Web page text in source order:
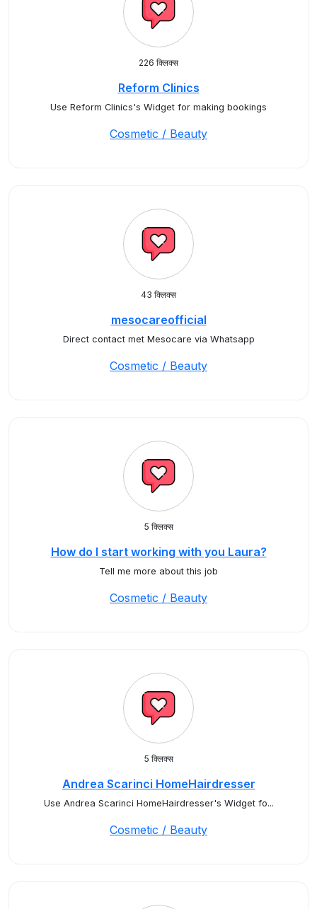
226 क्लिक्स
Reform Clinics
Use Reform Clinics's Widget for making bookings
Cosmetic / Beauty
43 क्लिक्स
mesocareofficial
Direct contact met Mesocare via Whatsapp
Cosmetic / Beauty
5 क्लिक्स
How do I start working with you Laura?
Tell me more about this job
Cosmetic / Beauty
5 क्लिक्स
Andrea Scarinci HomeHairdresser
Use Andrea Scarinci HomeHairdresser's Widget fo...
Cosmetic / Beauty